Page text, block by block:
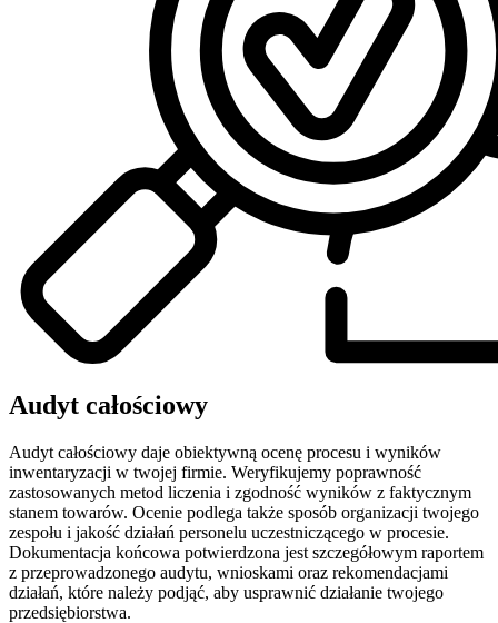
Audyt całościowy
Audyt całościowy daje obiektywną ocenę procesu i wyników
inwentaryzacji w twojej firmie. Weryfikujemy poprawność
zastosowanych metod liczenia i zgodność wyników z faktycznym
stanem towarów. Ocenie podlega także sposób organizacji twojego
zespołu i jakość działań personelu uczestniczącego w procesie.
Dokumentacja końcowa potwierdzona jest szczegółowym raportem
z przeprowadzonego audytu, wnioskami oraz rekomendacjami
działań, które należy podjąć, aby usprawnić działanie twojego
przedsiębiorstwa.